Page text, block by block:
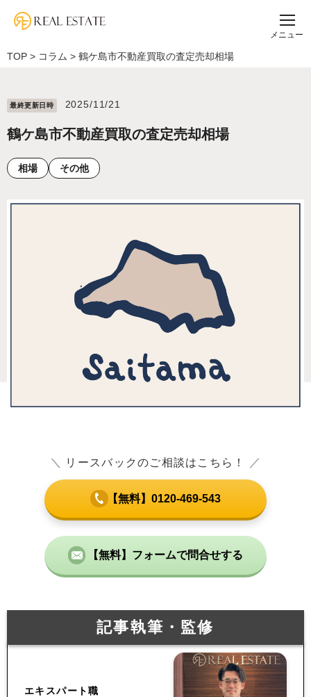
メニュー
TOP > コラム > 鶴ケ島市不動産買取の査定売却相場
最終更新⽇時 2025/11/21
鶴ケ島市不動産買取の査定売却相場
相場 その他
＼ リースバックのご相談はこちら！ ／
【無料】0120-469-543
【無料】フォームで問合せする
記事執筆・監修
エキスパート職